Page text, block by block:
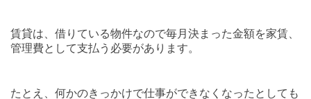
賃貸は、借りている物件なので毎月決まった金額を家賃、
管理費として支払う必要があります。
たとえ、何かのきっかけで仕事ができなくなったとしても